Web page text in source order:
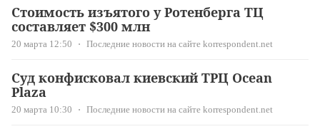
Стоимость изъятого у Ротенберга ТЦ
составляет $300 млн
20 марта 12:50 Последние новости на сайте korrespondent.net
Суд конфисковал киевский ТРЦ Ocean
Plaza
20 марта 10:30 Последние новости на сайте korrespondent.net